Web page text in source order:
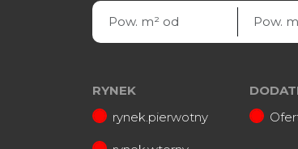
RYNEK
rynek.pierwotny